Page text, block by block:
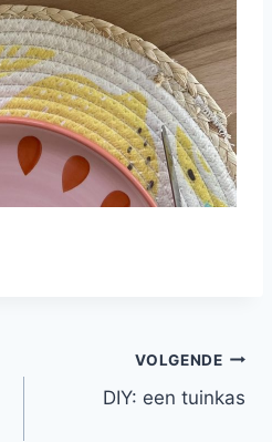
VOLGENDE
DIY: een tuinkas